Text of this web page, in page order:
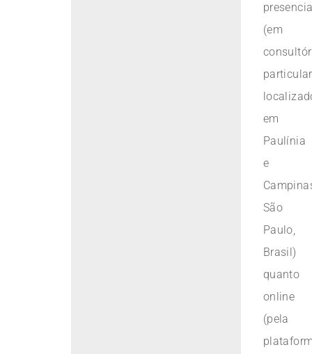
(em
em
Paulínia
e
São
Paulo,
Brasil)
quanto
online
(pela